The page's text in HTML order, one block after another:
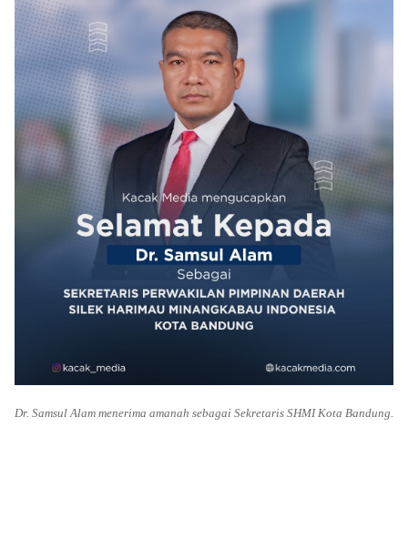
Dr. Samsul Alam menerima amanah sebagai Sekretaris SHMI Kota Bandung.